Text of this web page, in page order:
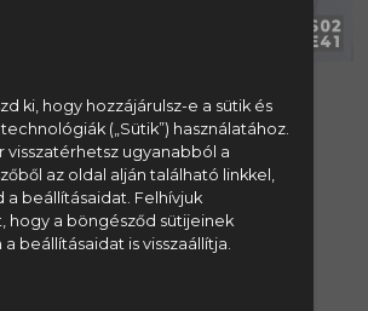
ki, hogy hozzájárulsz-e a sütik és
(„Sütik”) használatához.
visszatérhetsz ugyanabból a
az oldal alján található linkkel,
a beállításaidat. Felhívjuk
hogy a böngésződ sütijeinek
a beállításaidat is visszaállítja.
megtekintéséhez
regisztrálj:
Regisztráció
vagy lépj be: